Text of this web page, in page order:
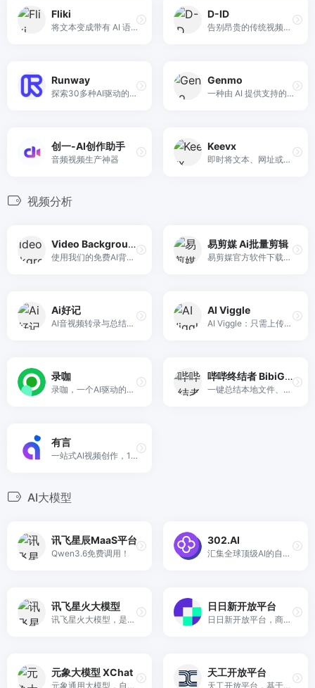
Fliki
将文本变成带有 AI 语音的视频
D-ID
告别昂贵的传统视频创作!在几分钟内从纯文本创建视频!易于使用，价格低廉，可扩展。
Runway
探索30多种AI驱动的创意工具，以前所未有的方式构思、生成和编辑内容。
Genmo
一种由 AI 提供支持的从文本或图像制作视频的免费方式
创一-AI创作助手
音频视频生产神器
Keevx
即时将文本、网址或图片转换为AI视频。210+虚拟形象，支持170+语言与唇动同步。适合各类企业与创作者。开始免费试用！
视频分析
Video Background Remover
使用我们的免费AI背景删除剂删除视频背景。没有水印。在线，轻松，并与Capcut，Canva，Adobe Express等一起使用。
易剪媒 Ai批量剪辑
易剪媒官方软件下载，聚合式Ai剪辑工具，支持视频翻译、万能资源嗅探、视频综合处理、二创去重、提文案加字幕、多模式合成、分镜混剪等。
Ai好记
AI音视频转录与总结，内容学习效率 x10！视频/音频图文转录、翻译、总结，思维导图大纲，讲座、播客、访谈、会议转录和总结
AI Viggle
AI Viggle：只需上传角色照片、动作视频或输入文字提示，即可使用 AI Viggle 创建完全可控的视频。
录咖
录咖，一个AI驱动的音视频处理平台，提供免费的音视频解决方案。我们的服务包括AI视频对话、AI字幕、AI语音转文字、在线录屏、视频剪辑、存储和分享，旨在提高您的视频创作效率和便利性。
哔哔终结者 BibiGPT
一键总结本地文件、YouTube、哔哩哔哩、会议、播客等音视频内容
有言
一站式AI视频创作，1200+免费3D数字人。
AI大模型
讯飞星辰MaaS平台
Qwen3.6免费调用！
302.AI
汇集全球顶级AI的自助平台
讯飞星火大模型
讯飞星火大模型，是由科大讯飞推出的新一代认知智能大模型，拥有跨领域的知识和语言理解能力，能够基于自然对话方式理解与执行任务，提供语言理解、知识问答、逻辑推理、数学题解答、代码理解与编写等多种能力。
日日新开放平台
日日新开放平台，商汤日日新开放平台
元象大模型 XChat
元象通用大模型，自研高性能，从零训练，国内领先，可大幅降低开发门槛与推理成本，满足不同复杂度的多任务需求。
天工开放平台
天工开放平台，基于自研千亿级大模型，广泛应用于各类自然语言理解或自然语言生成任务，助力各行业生成 AI 需求高效落地。